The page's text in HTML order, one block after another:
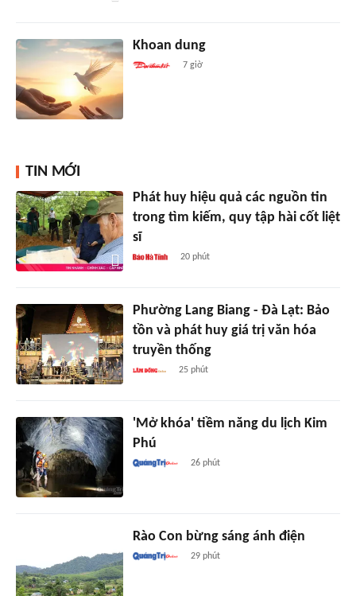
Khoan dung
7 giờ
TIN MỚI
Phát huy hiệu quả các nguồn tin
trong tìm kiếm, quy tập hài cốt liệt
sĩ
20 phút
Phường Lang Biang - Đà Lạt: Bảo
tồn và phát huy giá trị văn hóa
truyền thống
25 phút
'Mở khóa' tiềm năng du lịch Kim
Phú
26 phút
Rào Con bừng sáng ánh điện
29 phút